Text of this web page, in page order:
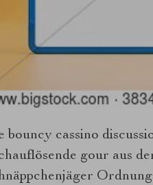
bouncy cassino
gour aus